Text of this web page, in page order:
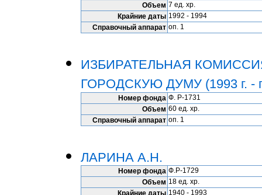
Объем 7 ед. хр.
Крайние даты 1992 - 1994
Справочный аппарат оп. 1
ИЗБИРАТЕЛЬНАЯ
ГОРОДСКУЮ ДУМУ (1993 г. -
Номер фонда Ф. Р-1731
Объем 60 ед. хр.
Справочный аппарат оп. 1
ЛАРИНА А.Н.
Номер фонда Ф.Р-1729
Объем 18 ед. хр.
Крайние даты 1940 - 1993